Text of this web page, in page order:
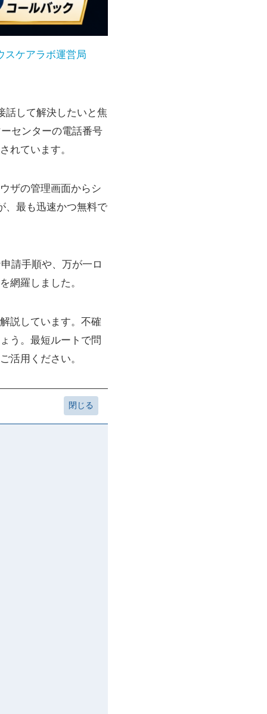
スケアラボ運営局
話して解決したいと焦
センターの電話番号
れています。
ザの管理画面からシ
、最も迅速かつ無料で
請手順や、万が一ロ
網羅しました。
説しています。不確
う。最短ルートで問
活用ください。